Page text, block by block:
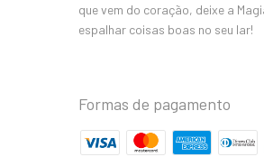
que vem do coração, deixe a
espalhar coisas boas no seu lar!
Formas de pagamento